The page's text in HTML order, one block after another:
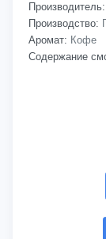
Производитель:
Производство:
Аромат: Кофе
Содержание